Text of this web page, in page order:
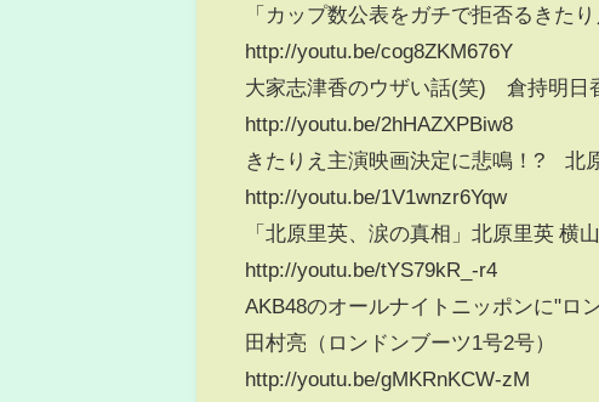
「カップ数公表をガチで拒否るきた
http://youtu.be/cog8ZKM676Y
大家志津香のウザい話(笑) 倉持明日
http://youtu.be/2hHAZXPBiw8
きたりえ主演映画決定に悲鳴！? 北
http://youtu.be/1V1wnzr6Yqw
「北原里英、涙の真相」北原里英 横
http://youtu.be/tYS79kR_-r4
AKB48のオールナイトニッポンに"
田村亮（ロンドンブーツ1号2号）
http://youtu.be/gMKRnKCW-zM